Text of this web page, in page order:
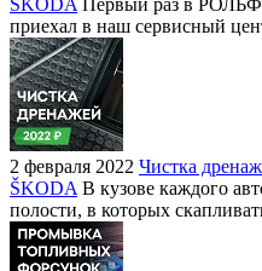
приехал в наш сервисный
2 февраля 2022 Чистка
ŠKODA В кузове каждого
полости, в которых